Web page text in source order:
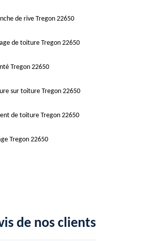
de rive Tregon 22650
de toiture Tregon 22650
Tregon 22650
sur toiture Tregon 22650
de toiture Tregon 22650
Tregon 22650
de nos clients